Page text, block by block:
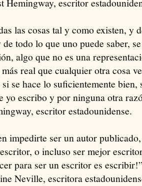
Hemingway, escritor
las cosas tal y como existen, y
de todo lo que uno puede saber,
algo que no es una
real que cualquier otra cosa
se hace lo suficientemente
yo escribo y por ninguna otra
escritor estadounidense.
impedirte ser un autor
o incluso ser mejor
para ser un escritor es
Neville, escritora